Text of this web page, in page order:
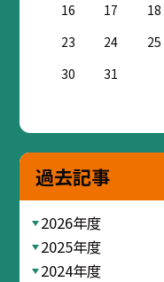
16
17 18
23
24 25
30
31
過去記事
2026年度
2025年度
2024年度